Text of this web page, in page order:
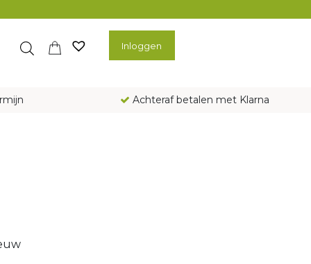
Inloggen
Achteraf betalen met Klarna